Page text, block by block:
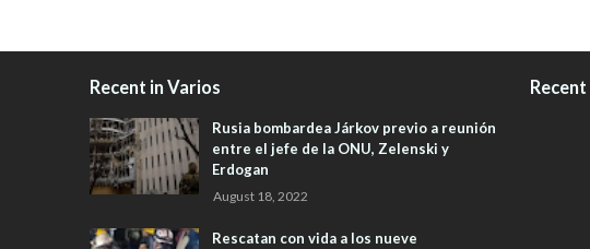
Recent in Varios
Rusia bombardea Járkov previo a reunión
entre el jefe de la ONU, Zelenski y
Erdogan
August 18, 2022
Rescatan con vida a los nueve